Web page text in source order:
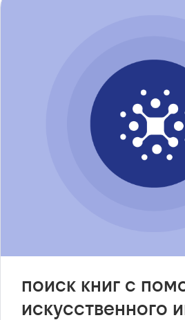
поиск книг с
искусственного